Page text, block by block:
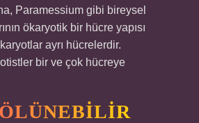
Paramessium gibi bireysel
ökaryotik bir hücre yapısı
ayrı hücrelerdir.
bir ve çok hücreye